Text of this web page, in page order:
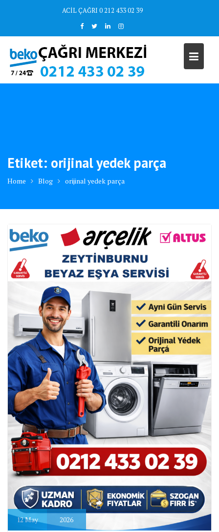
ACİL ÇAĞRI 0 212 433 02 39
Etiket: orijinal yedek parça
Home Blog orijinal yedek parça
12May 2026